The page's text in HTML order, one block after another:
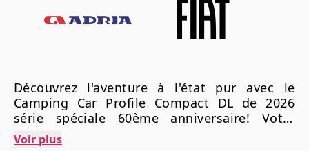
Découvrez l'aventure à l'état pur avec le
Camping Car Profile Compact DL de 2026
série spéciale 60ème anniversaire! Votre
prochaine escapade commence ici !
Voir plus